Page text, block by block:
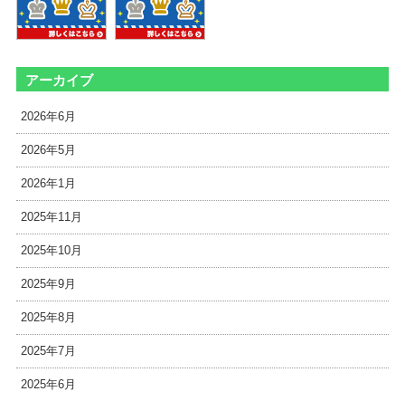
アーカイブ
2026年6月
2026年5月
2026年1月
2025年11月
2025年10月
2025年9月
2025年8月
2025年7月
2025年6月